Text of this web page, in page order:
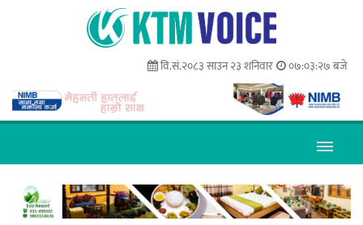
वि.सं.२०८३ साउन २३ शनिवार ०७:०३:२८ बजे